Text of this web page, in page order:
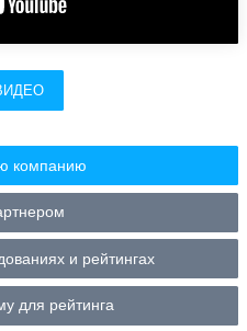
компанию
и рейтингах
для рейтинга